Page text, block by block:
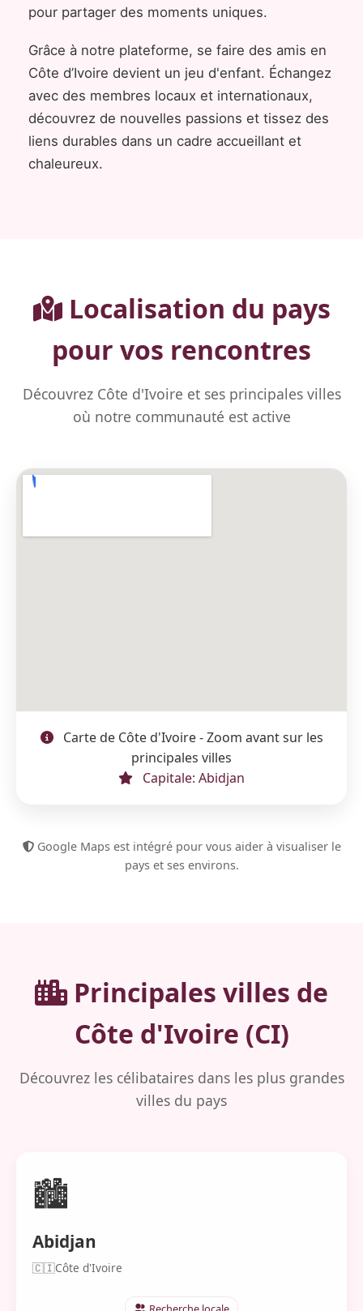
pour partager des moments uniques.
Grâce à notre plateforme, se faire des amis en
Côte d’Ivoire devient un jeu d'enfant. Échangez
avec des membres locaux et internationaux,
découvrez de nouvelles passions et tissez des
liens durables dans un cadre accueillant et
chaleureux.
Localisation du pays
pour vos rencontres
Découvrez Côte d'Ivoire et ses principales villes
où notre communauté est active
Carte de Côte d'Ivoire - Zoom avant sur les
principales villes
Capitale: Abidjan
Google Maps est intégré pour vous aider à visualiser le
pays et ses environs.
Principales villes de
Côte d'Ivoire (CI)
Découvrez les célibataires dans les plus grandes
villes du pays
🏙️
Abidjan
🇨🇮Côte d'Ivoire